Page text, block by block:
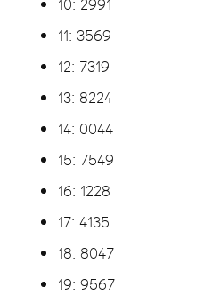
11: 3569
12: 7319
13: 8224
14: 0044
15: 7549
16: 1228
17: 4135
18: 8047
19: 9567